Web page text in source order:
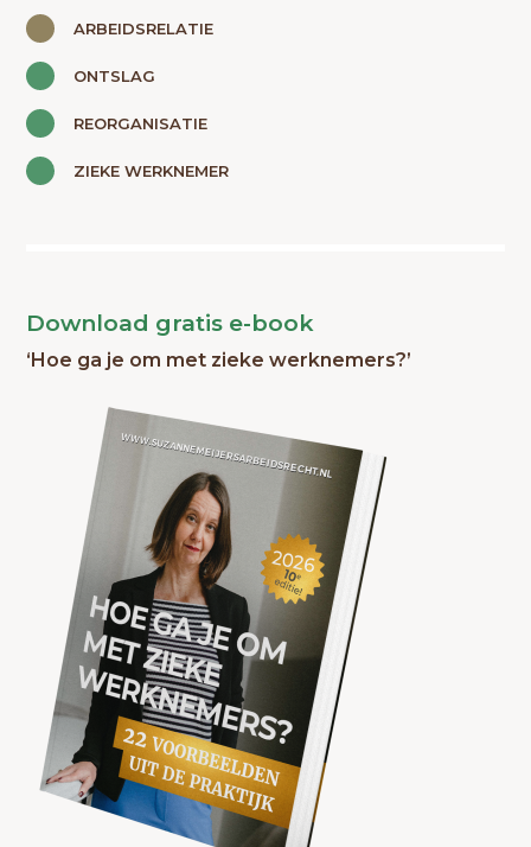
ARBEIDSRELATIE
ONTSLAG
REORGANISATIE
ZIEKE WERKNEMER
Download gratis e-book
‘Hoe ga je om met zieke werknemers?’